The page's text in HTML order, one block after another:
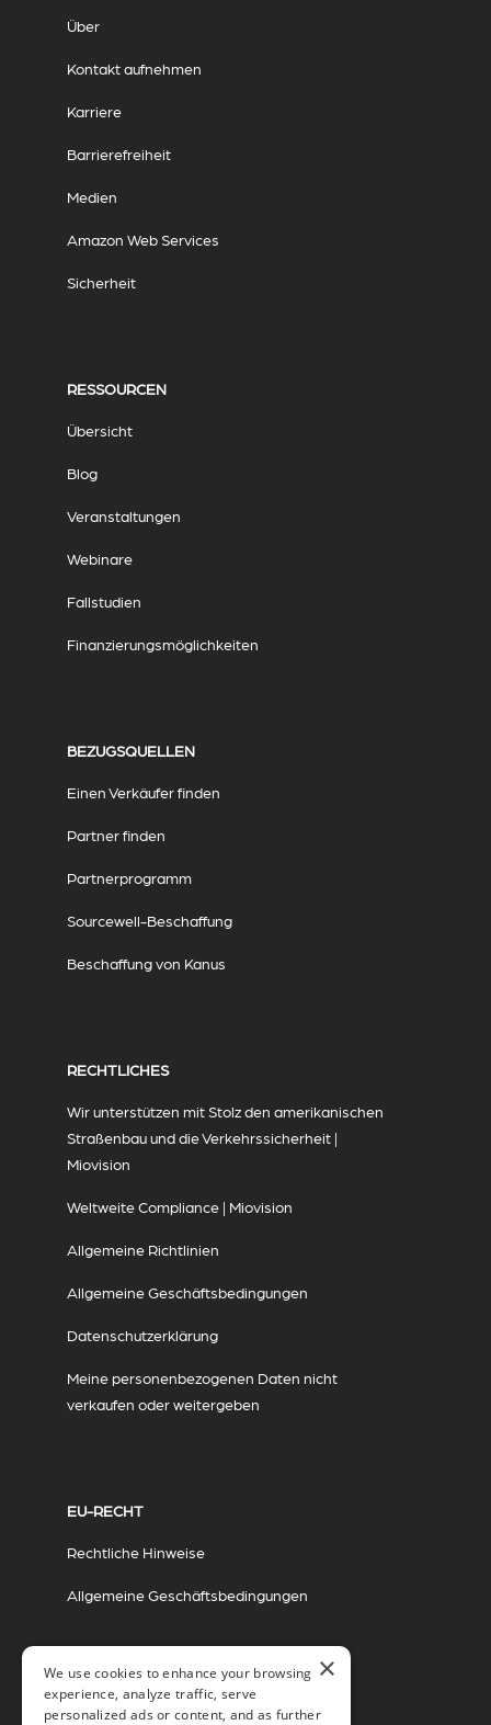
Über
Kontakt aufnehmen
Karriere
Barrierefreiheit
Medien
Amazon Web Services
Sicherheit
RESSOURCEN
Übersicht
Blog
Veranstaltungen
Webinare
Fallstudien
Finanzierungsmöglichkeiten
BEZUGSQUELLEN
Einen Verkäufer finden
Partner finden
Partnerprogramm
Sourcewell-Beschaffung
Beschaffung von Kanus
RECHTLICHES
Wir unterstützen mit Stolz den amerikanischen
Straßenbau und die Verkehrssicherheit |
Miovision
Weltweite Compliance | Miovision
Allgemeine Richtlinien
Allgemeine Geschäftsbedingungen
Datenschutzerklärung
Meine personenbezogenen Daten nicht
verkaufen oder weitergeben
EU-RECHT
Rechtliche Hinweise
Allgemeine Geschäftsbedingungen
×
We use cookies to enhance your browsing
experience, analyze traffic, serve
personalized ads or content, and as further